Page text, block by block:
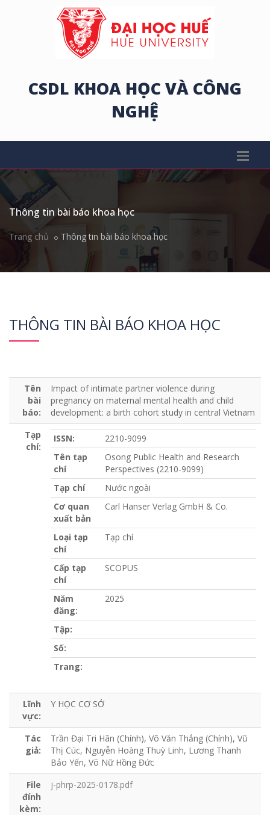
CSDL KHOA HỌC VÀ CÔNG
NGHỆ
Thông tin bài báo khoa học
Trang chủ Thông tin bài báo khoa học
THÔNG TIN BÀI BÁO KHOA HỌC
Tên
bài
báo:
Impact of intimate partner violence during
pregnancy on maternal mental health and child
development: a birth cohort study in central Vietnam
Tạp
chí:
ISSN:
2210-9099
Tên tạp
chí
Osong Public Health and Research
Perspectives (2210-9099)
Tạp chí
Nước ngoài
Cơ quan
xuất bản
Carl Hanser Verlag GmbH & Co.
Loại tạp
chí
Tạp chí
Cấp tạp
chí
SCOPUS
Năm
đăng:
2025
Tập:
Số:
Trang:
Lĩnh
vực:
Y HỌC CƠ SỞ
Tác
giả:
Trần Đại Tri Hãn (Chính), Võ Văn Thắng (Chính), Vũ
Thị Cúc, Nguyễn Hoàng Thuỳ Linh, Lương Thanh
Bảo Yến, Võ Nữ Hồng Đức
File
đính
kèm:
j-phrp-2025-0178.pdf